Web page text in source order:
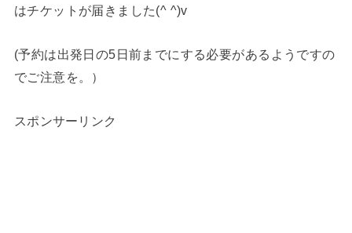
はチケットが届きました(^ ^)v
(予約は出発日の5日前までにする必要があるようですの
でご注意を。）
スポンサーリンク